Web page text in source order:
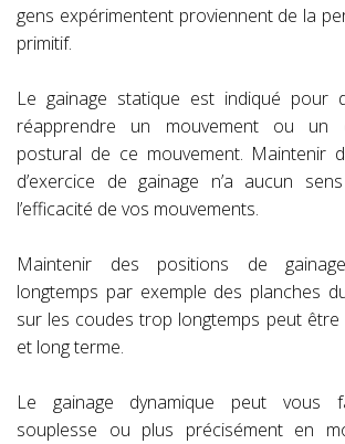
gens expérimentent proviennent de la
primitif.
Le gainage statique est indiqué pour
réapprendre un mouvement ou un
postural de ce mouvement. Maintenir
d’exercice de gainage n’a aucun
l’efficacité de vos mouvements.
Maintenir des positions de
longtemps par exemple des planches
sur les coudes trop longtemps peut
et long terme.
Le gainage dynamique peut vous
souplesse ou plus précisément en